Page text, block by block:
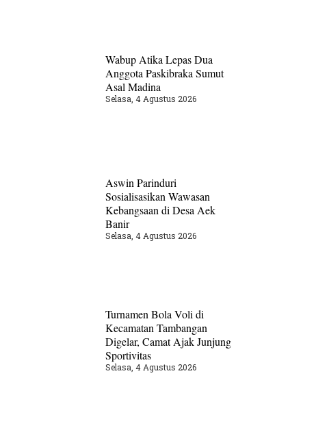
Wabup Atika Lepas Dua
Anggota Paskibraka Sumut
Asal Madina
Selasa, 4 Agustus 2026
Aswin Parinduri
Sosialisasikan Wawasan
Kebangsaan di Desa Aek
Banir
Selasa, 4 Agustus 2026
Turnamen Bola Voli di
Kecamatan Tambangan
Digelar, Camat Ajak Junjung
Sportivitas
Selasa, 4 Agustus 2026